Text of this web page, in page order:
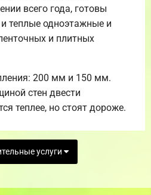
всего года, готовы
теплые одноэтажные и
и плитных
200 мм и 150 мм.
стен двести
теплее, но стоят дороже.
услуги